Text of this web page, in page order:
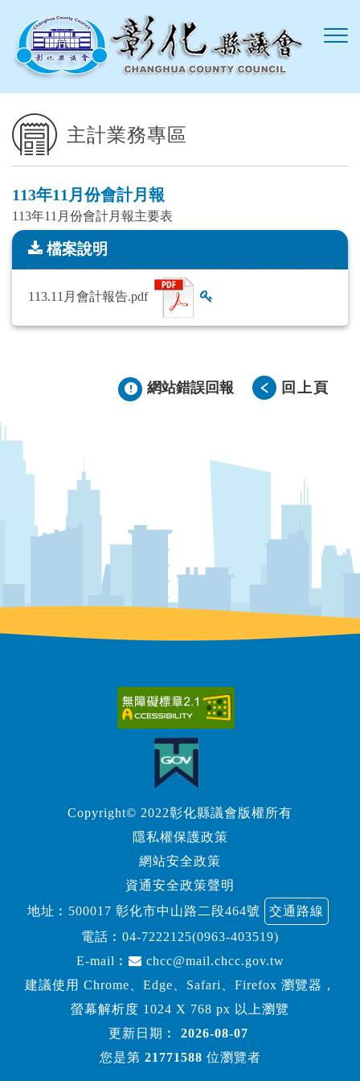
主計業務專區
113年11月份會計月報
113年11月份會計月報主要表
檔案說明
檔案說明
113.11月會計報告.pdf
網站錯誤回報 回上頁
Copyright© 2022彰化縣議會版權所有
隱私權保護政策
網站安全政策
資通安全政策聲明
地址︰500017 彰化市中山路二段464號
交通路線
電話︰ 04-7222125(0963-403519)
E-mail︰
chcc@mail.chcc.gov.tw
建議使用 Chrome、Edge、Safari、Firefox 瀏覽器，
螢幕解析度 1024 X 768 px 以上瀏覽
更新日期︰
2026-08-07
您是第 21771588 位瀏覽者